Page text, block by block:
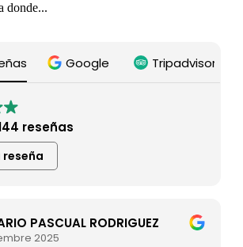
donde...
Google Tripadvisor
reseñas
reseña
RODRIGUEZ